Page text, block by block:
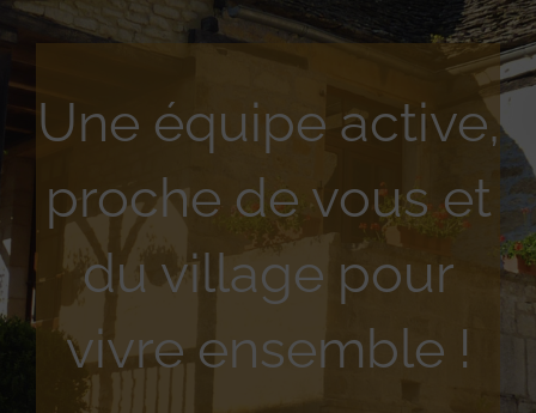
Une équipe active,
proche de vous et
du village pour
vivre ensemble !